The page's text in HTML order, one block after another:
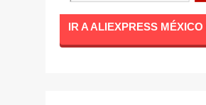
IR A ALIEXPRESS